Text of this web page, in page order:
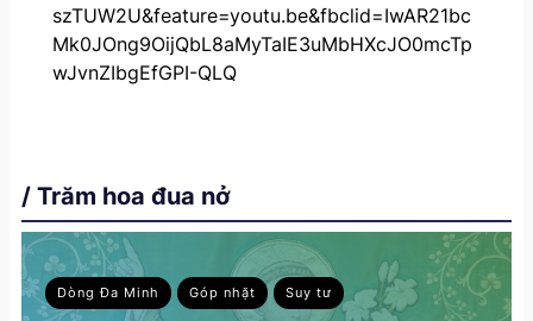
szTUW2U&feature=youtu.be&fbclid=IwAR21bc
Mk0JOng9OijQbL8aMyTaIE3uMbHXcJO0mcTp
wJvnZIbgEfGPI-QLQ
/ Trăm hoa đua nở
Dòng Đa Minh Góp nhặt Suy tư